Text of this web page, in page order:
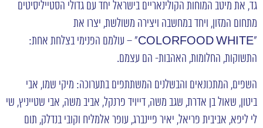
גד, את מיטב המוחות הקולינאריים בישראל יחד עם גדולי הסטייליסיטים
מתחום המזון, ויחד במחשבה ויצירה משולשת, יצרו את
"COLORFOOD WHITE" – עולמם הפנימי בצלחת אחת:
התשוקות, החלומות, האהבות- הם עצמם.
השפים, המתכונאים והבשלנים המשתתפים בתערוכה: מיקי שמו, אבי
ביטון, שאול בן אדרת, שגב משה, דייויד פרנקל, אביב משה, אבי שטייניץ, שי
לי ליפא, אביבית פריאל, יאיר פיינברג, עופר אלמליח וקובי בנדלק, תום